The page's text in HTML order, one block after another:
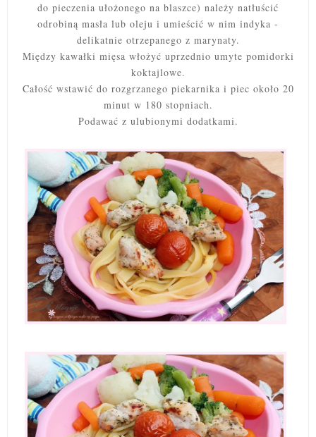
do pieczenia ułożonego na blaszce) należy natłuścić
odrobiną masła lub oleju i umieścić w nim indyka -
delikatnie otrzepanego z marynaty.
Między kawałki mięsa włożyć uprzednio umyte pomidorki
koktajlowe.
Całość wstawić do rozgrzanego piekarnika i piec około 20
minut w 180 stopniach.
Podawać z ulubionymi dodatkami.